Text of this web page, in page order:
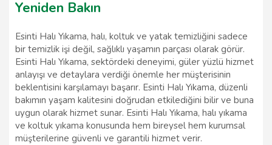
Yeniden Bakın
Esinti Halı Yıkama, halı, koltuk ve yatak temizliğini sadece
bir temizlik işi değil, sağlıklı yaşamın parçası olarak görür.
Esinti Halı Yıkama, sektördeki deneyimi, güler yüzlü hizmet
anlayışı ve detaylara verdiği önemle her müşterisinin
beklentisini karşılamayı başarır. Esinti Halı Yıkama, düzenli
bakımın yaşam kalitesini doğrudan etkilediğini bilir ve buna
uygun olarak hizmet sunar. Esinti Halı Yıkama, halı yıkama
ve koltuk yıkama konusunda hem bireysel hem kurumsal
müşterilerine güvenli ve garantili hizmet verir.